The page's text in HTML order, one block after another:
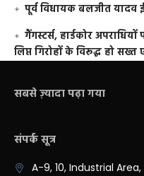
पूर्व विधायक बलजीत यादव
गैंगस्टर्स, हार्डकोर
लिप्त गिरोहों के विरूद्ध हो
सबसे ज़्यादा पढ़ा गया
संपर्क सूत्र
A-9, 10, Industrial